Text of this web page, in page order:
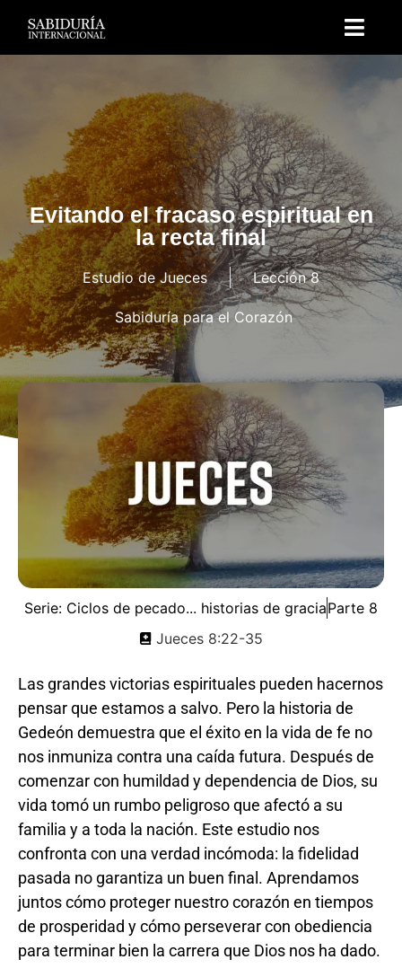
Evitando el fracaso espiritual en
la recta final
Estudio de Jueces Lección 8
Sabiduría para el Corazón
Serie: Ciclos de pecado... historias de graciaParte 8
Jueces 8:22-35
Las grandes victorias espirituales pueden hacernos
pensar que estamos a salvo. Pero la historia de
Gedeón demuestra que el éxito en la vida de fe no
nos inmuniza contra una caída futura. Después de
comenzar con humildad y dependencia de Dios, su
vida tomó un rumbo peligroso que afectó a su
familia y a toda la nación. Este estudio nos
confronta con una verdad incómoda: la fidelidad
pasada no garantiza un buen final. Aprendamos
juntos cómo proteger nuestro corazón en tiempos
de prosperidad y cómo perseverar con obediencia
para terminar bien la carrera que Dios nos ha dado.